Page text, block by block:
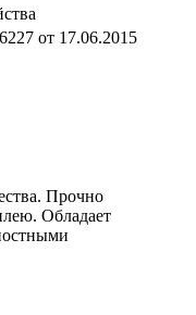
от 17.06.2015
Прочно
Обладает